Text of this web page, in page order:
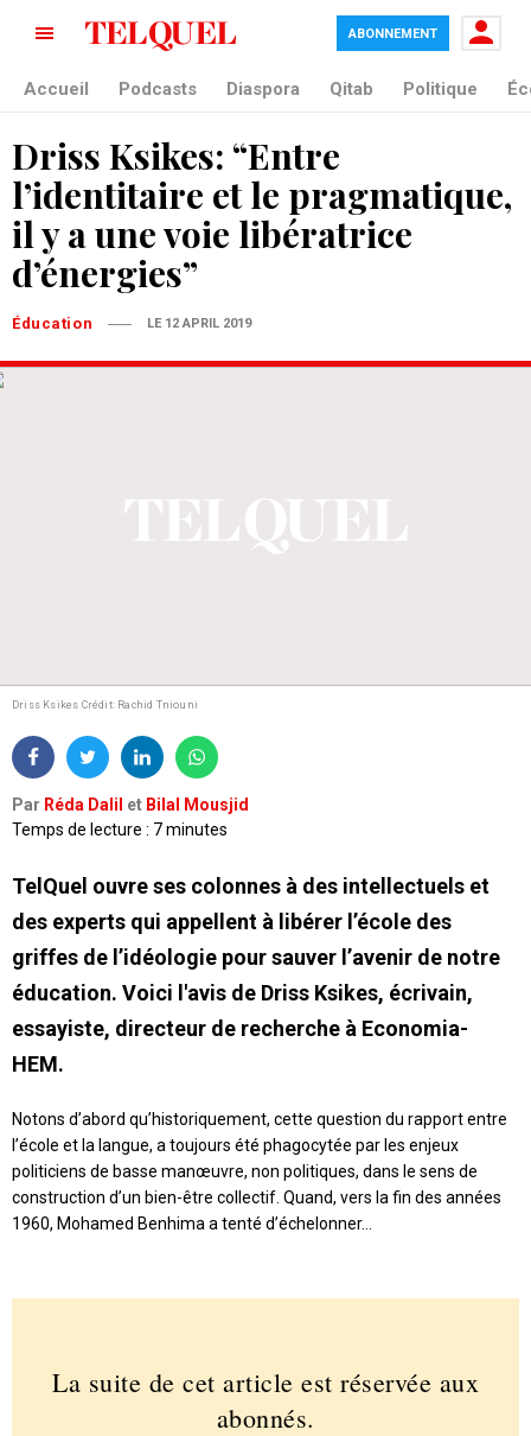
ABONNEMENT
Accueil Podcasts Diaspora Qitab Politique
Driss Ksikes: “Entre
l’identitaire et le pragmatique,
il y a une voie libératrice
d’énergies”
Éducation LE 12 APRIL 2019
Driss Ksikes Crédit: Rachid Tniouni
Par Réda Dalil et Bilal Mousjid
Temps de lecture : 7 minutes
TelQuel ouvre ses colonnes à des intellectuels et
des experts qui appellent à libérer l’école des
griffes de l’idéologie pour sauver l’avenir de notre
éducation. Voici l'avis de Driss Ksikes, écrivain,
essayiste, directeur de recherche à Economia-
HEM.
Notons d’abord qu’historiquement, cette question du rapport entre
l’école et la langue, a toujours été phagocytée par les enjeux
politiciens de basse manœuvre, non politiques, dans le sens de
construction d’un bien-être collectif. Quand, vers la fin des années
1960, Mohamed Benhima a tenté d’échelonner…
La suite de cet article est réservée aux
abonnés.